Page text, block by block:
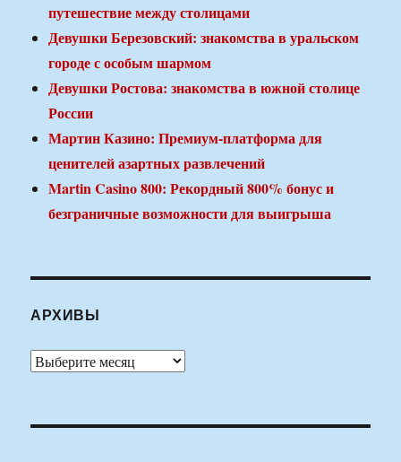
путешествие между столицами
Девушки Березовский: знакомства в уральском
городе с особым шармом
Девушки Ростова: знакомства в южной столице
России
Мартин Казино: Премиум-платформа для
ценителей азартных развлечений
Martin Casino 800: Рекордный 800% бонус и
безграничные возможности для выигрыша
АРХИВЫ
Архивы